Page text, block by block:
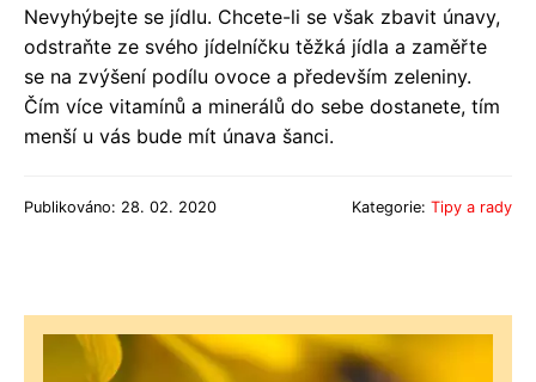
Nevyhýbejte se jídlu. Chcete-li se však zbavit únavy,
odstraňte ze svého jídelníčku těžká jídla a zaměřte
se na zvýšení podílu ovoce a především zeleniny.
Čím více vitamínů a minerálů do sebe dostanete, tím
menší u vás bude mít únava šanci.
Publikováno: 28. 02. 2020 Kategorie: Tipy a rady